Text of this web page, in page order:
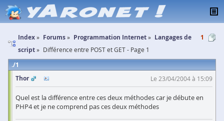
Index Forums Programmation Internet
Langages de
script
Différence entre POST et GET - Page 1
1
1
Thor
Le 23/04/2004 à 15:09
Quel est la différence entre ces deux méthodes car je débute en
PHP4 et je ne comprend pas ces deux méthodes